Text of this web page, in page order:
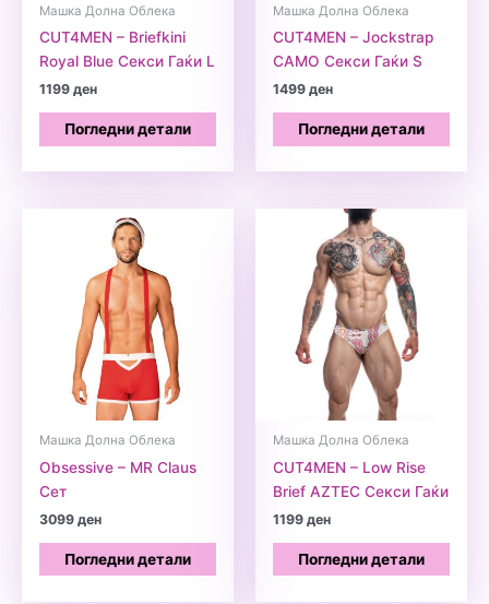
Машка Долна Облека
CUT4MEN – Briefkini
Royal Blue Секси Гаќи L
1199ден
Погледни детали
Машка Долна Облека
CUT4MEN – Jockstrap
CAMO Секси Гаќи S
1499ден
Погледни детали
Машка Долна Облека
Obsessive – MR Claus
Сет
3099ден
Погледни детали
Машка Долна Облека
CUT4MEN – Low Rise
Brief AZTEC Секси Гаќи
1199ден
Погледни детали